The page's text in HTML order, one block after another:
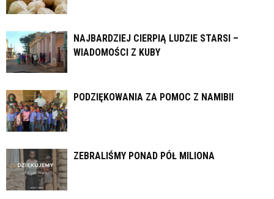
NAJBARDZIEJ CIERPIĄ LUDZIE STARSI –
WIADOMOŚCI Z KUBY
PODZIĘKOWANIA ZA POMOC Z NAMIBII
ZEBRALIŚMY PONAD PÓŁ MILIONA